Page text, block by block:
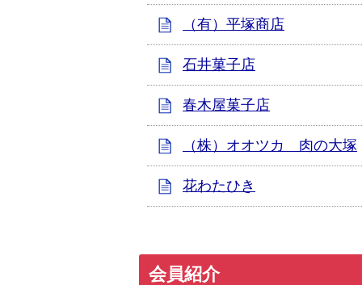
（有）平塚商店
石井菓子店
春木屋菓子店
（株）オオツカ 肉の大塚
花わたひき
会員紹介